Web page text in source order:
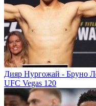
Дияр Нургожай - Бруно
UFC Vegas 120